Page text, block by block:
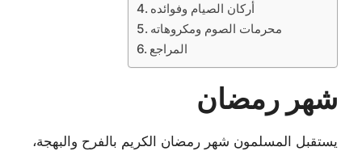
أركان الصيام وفوائده
محرمات الصوم ومكروهاته
المراجع
شهر رمضان
يستقبل المسلمون شهر رمضان الكريم بالفرح والبهجة،